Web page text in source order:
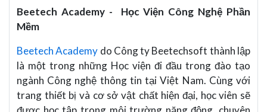
Beetech Academy - Học Viện Công Nghệ Phần
Mềm
Beetech Academy do Công ty Beetechsoft thành lập
là một trong những Học viện đi đầu trong đào tạo
ngành Công nghệ thông tin tại Việt Nam. Cùng với
trang thiết bị và cơ sở vật chất hiện đại, học viên sẽ